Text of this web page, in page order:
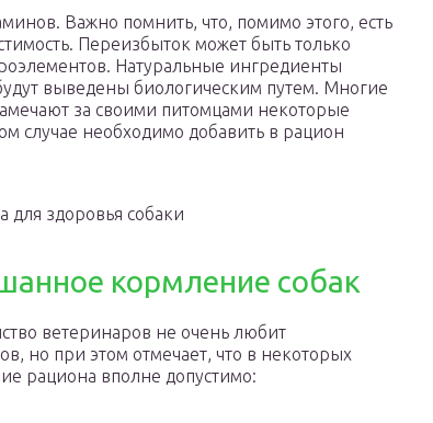
Важно помнить, что, помимо этого, есть
Переизбыток может быть только
Натуральные ингредиенты
выведены биологическим путем. Многие
за своими питомцами некоторые
случае необходимо добавить в рацион
здоровья собаки
кормление собак
ветеринаров не очень любит
но при этом отмечает, что в некоторых
рациона вполне допустимо: